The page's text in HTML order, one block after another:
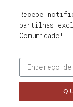
Recebe
partilhas
Comunidade!